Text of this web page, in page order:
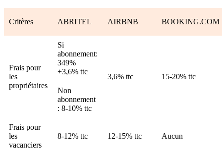
Critères ABRITEL AIRBNB BOOKING.COM
Frais pour
les
propriétaires
Si
abonnement:
349%
+3,6% ttc
3,6% ttc
15-20% ttc
Non
abonnement
: 8-10% ttc
Frais pour
les
vacanciers
8-12% ttc 12-15% ttc Aucun